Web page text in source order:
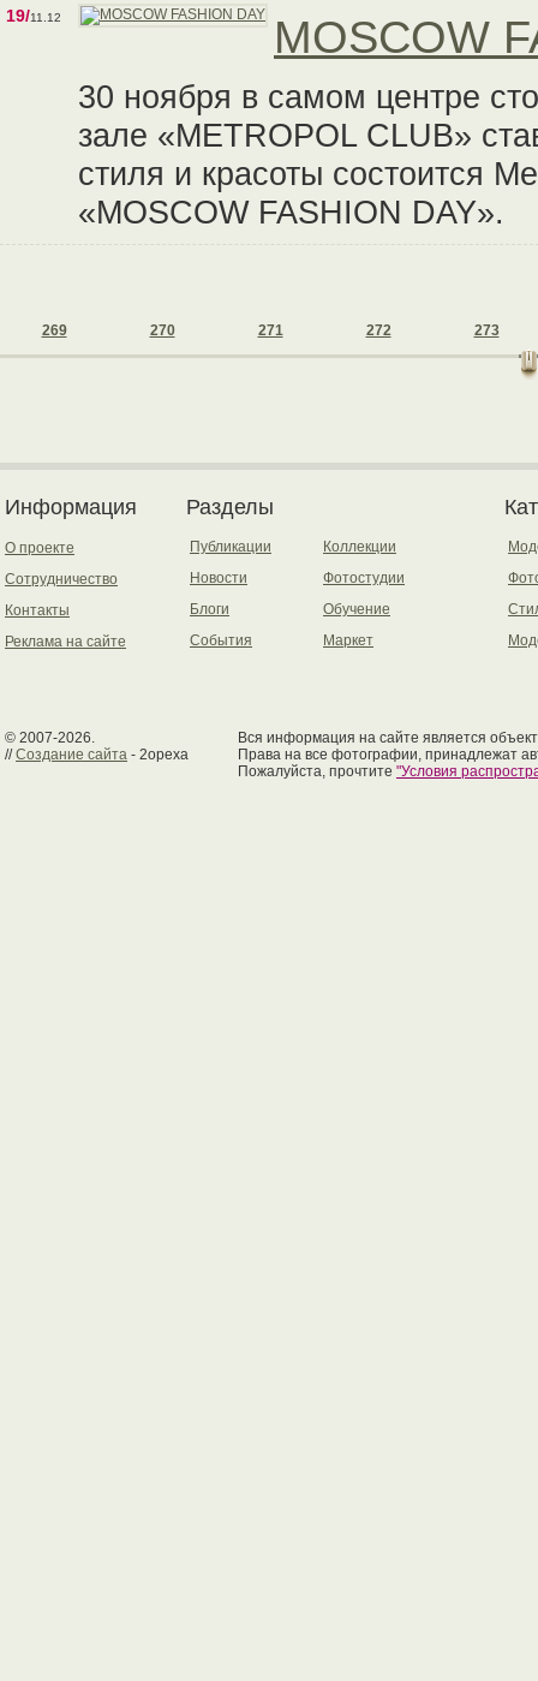
19/11.12 MOSCOW
30 ноября в самом центре
зале «METRОPOL CLUB»
стиля и красоты состоится
«MOSCOW FASHION DAY».
269 270 271 272 273
Информация
О проекте
Сотрудничество
Контакты
Реклама на сайте
Разделы
Публикации
Новости
Блоги
События
Коллекции
Фотостудии
Обучение
Маркет
© 2007-2026.
//Создание сайта - 2opexa
Вся информация на сайте является
Права на все фотографии, принадлежат
Пожалуйста, прочтите "Условия